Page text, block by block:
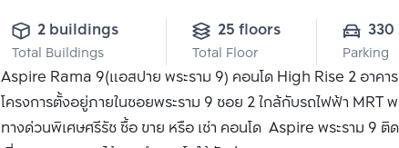
2 buildings
Total Buildings
25 floors
Total Floor
330
Parking
Aspire Rama 9(แอสปาย พระราม 9) คอนโด High Rise 2 อาคา
โครงการตั้งอยู่ภายในซอยพระราม 9 ซอย 2 ใกล้กับรถไฟฟ้า MRT
ทางด่วนพิเศษศรีรัช ซื้อ ขาย หรือ เช่า คอนโด Aspire พระราม 9